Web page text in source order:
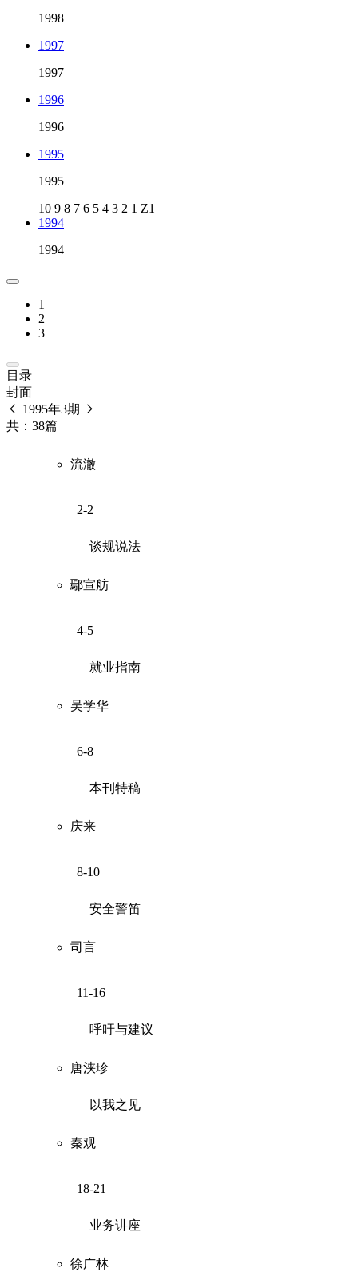
1998
1997
1997
1996
1996
1995
1995
10 9 8 7 6 5 4 3 2 1 Z1
1994
1994
1
2
3
目录
封面
1995年3期
共：38篇
流澈
2-2
谈规说法
鄢宣舫
4-5
就业指南
吴学华
6-8
本刊特稿
庆来
8-10
安全警笛
司言
11-16
呼吁与建议
唐浃珍
以我之见
秦观
18-21
业务讲座
徐广林